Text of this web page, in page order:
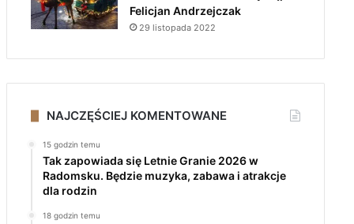
Felicjan Andrzejczak
29 listopada 2022
NAJCZĘŚCIEJ KOMENTOWANE
15 godzin temu
Tak zapowiada się Letnie Granie 2026 w
Radomsku. Będzie muzyka, zabawa i atrakcje
dla rodzin
18 godzin temu